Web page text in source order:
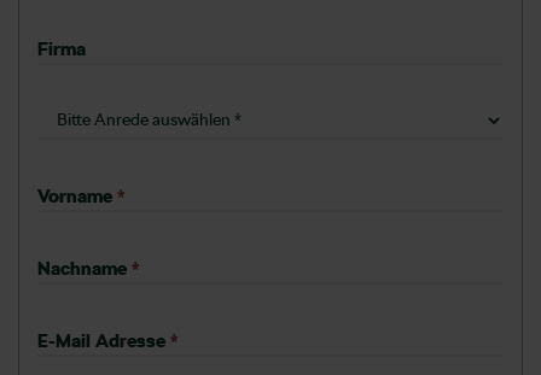
Firma
Vorname *
Nachname *
E-Mail Adresse *